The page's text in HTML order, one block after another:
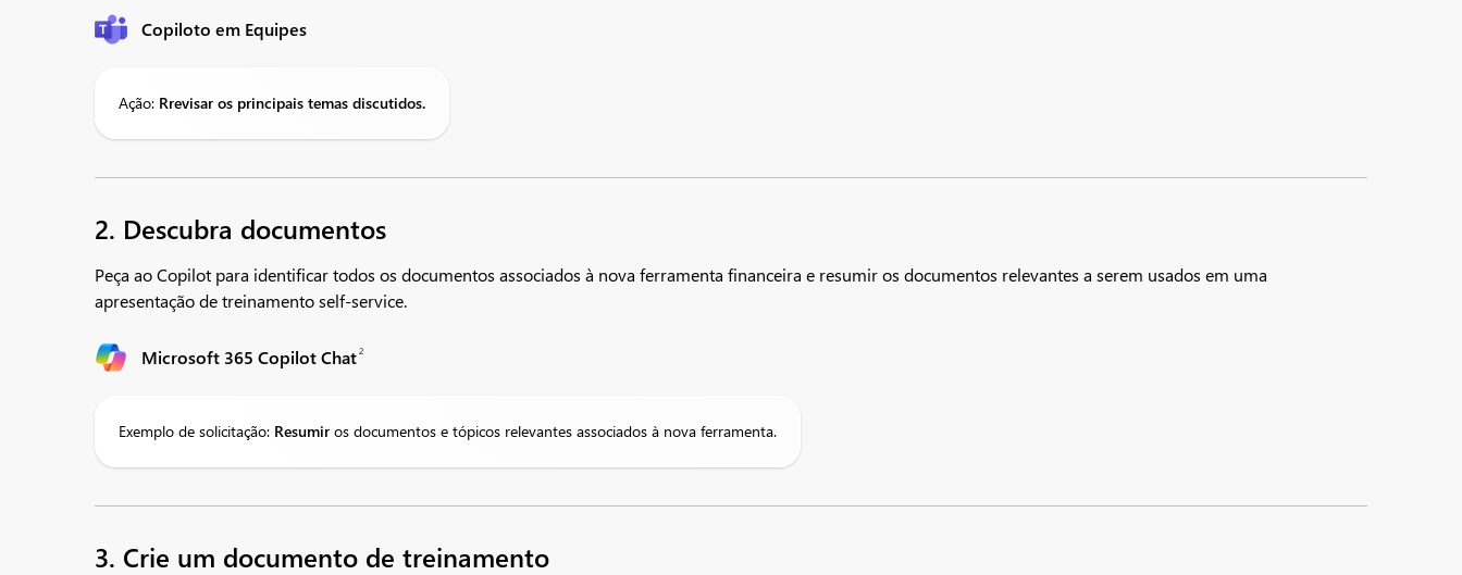
Copiloto em Equipes
Ação: Rrevisar os principais temas discutidos.
2. Descubra documentos
Peça ao Copilot para identificar todos os documentos associados à nova ferramenta financeira e resumir os documentos relevantes a serem usados ​​em uma
apresentação de treinamento self-service.​
Microsoft 365 Copilot Chat2
Exemplo de solicitação: Resumir os documentos e tópicos relevantes associados à nova ferramenta.
3. Crie um documento de treinamento